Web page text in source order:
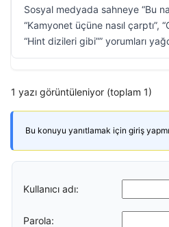
Sosyal medyada sahneye “Bu
“Kamyonet üçüne nasıl çarptı”,
“Hint dizileri gibi”” yorumları
1 yazı görüntüleniyor (toplam 1)
Bu konuyu yanıtlamak için giriş
Kullanıcı adı:
Parola: